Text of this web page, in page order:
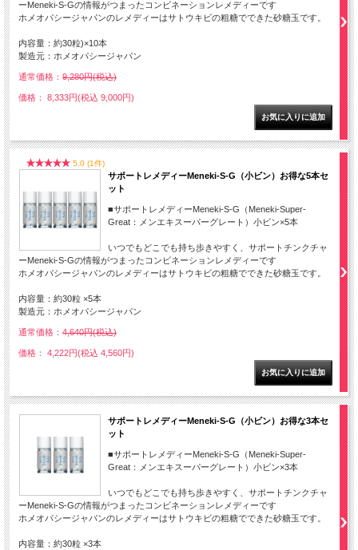
ーMeneki-S-Gの情報がつまったコンビネーションレメディーです
ホメオパシージャパンのレメディーはサトウキビの粗糖でできた砂糖玉です。
内容量：約30粒)×10本
製造元：ホメオパシージャパン
通常価格： 9,280円(税込)
価格： 8,333円(税込 9,000円)
5.0 (1件)
サポートレメディーMeneki-S-G（小ビン）お得な5本セ
ット
■サポートレメディーMeneki-S-G（Meneki-Super-
Great：メンエキスーパーグレート）小ビン×5本
いつでもどこでも持ち歩きやすく、サポートチンクチャ
ーMeneki-S-Gの情報がつまったコンビネーションレメディーです
ホメオパシージャパンのレメディーはサトウキビの粗糖でできた砂糖玉です。
内容量：約30粒 ×5本
製造元：ホメオパシージャパン
通常価格： 4,640円(税込)
価格： 4,222円(税込 4,560円)
サポートレメディーMeneki-S-G（小ビン）お得な3本セ
ット
■サポートレメディーMeneki-S-G（Meneki-Super-
Great：メンエキスーパーグレート）小ビン×3本
いつでもどこでも持ち歩きやすく、サポートチンクチャ
ーMeneki-S-Gの情報がつまったコンビネーションレメディーです
ホメオパシージャパンのレメディーはサトウキビの粗糖でできた砂糖玉です。
内容量：約30粒 ×3本